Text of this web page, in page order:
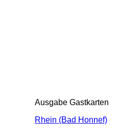
Ausgabe Gastkarten
Rhein (Bad Honnef)